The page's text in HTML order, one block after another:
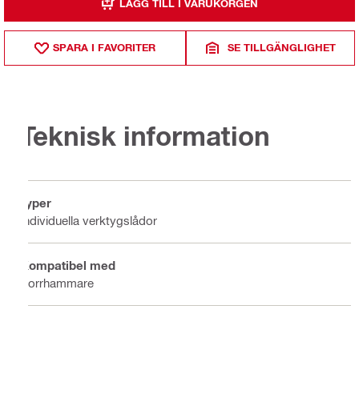
LÄGG TILL I VARUKORGEN
SPARA I FAVORITER SE TILLGÄNGLIGHET
Teknisk information
Typer
Individuella verktygslådor
Kompatibel med
Borrhammare